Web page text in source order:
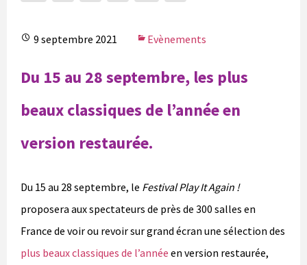
9 septembre 2021 Evènements
Du 15 au 28 septembre, les plus
beaux classiques de l’année en
version restaurée.
Du 15 au 28 septembre, le Festival Play It Again !
proposera aux spectateurs de près de 300 salles en
France de voir ou revoir sur grand écran une sélection des
plus beaux classiques de l’année en version restaurée,